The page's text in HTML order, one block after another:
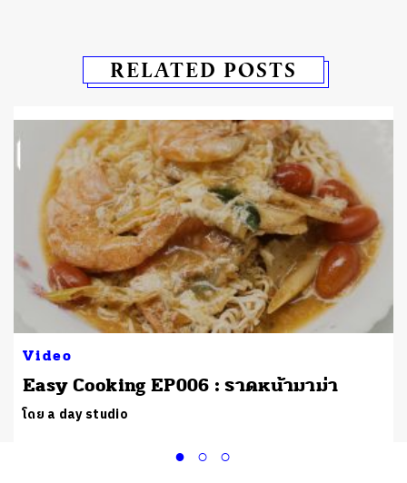
RELATED POSTS
Video
Easy Cooking EP006 : ราดหน้ามาม่า
โดย a day studio